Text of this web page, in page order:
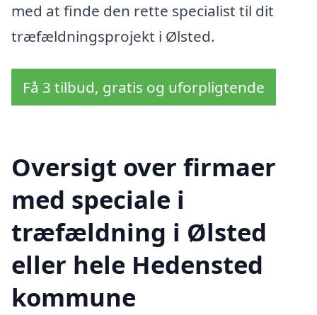
med at finde den rette specialist til dit
træfældningsprojekt i Ølsted.
Få 3 tilbud, gratis og uforpligtende
Oversigt over firmaer
med speciale i
træfældning i Ølsted
eller hele Hedensted
kommune